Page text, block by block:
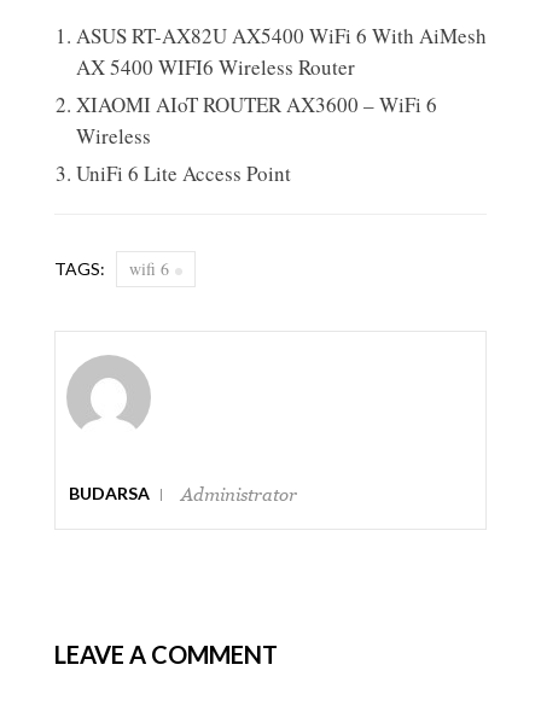
ASUS RT-AX82U AX5400 WiFi 6 With AiMesh
AX 5400 WIFI6 Wireless Router
XIAOMI AIoT ROUTER AX3600 – WiFi 6
Wireless
UniFi 6 Lite Access Point
TAGS: wifi 6
BUDARSA Administrator
LEAVE A COMMENT